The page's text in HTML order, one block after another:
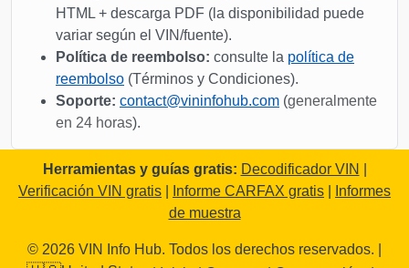
IAAI
Copart
Copart
HTML + descarga PDF (la disponibilidad puede
variar según el VIN/fuente).
Política de reembolso: consulte la política de
reembolso (Términos y Condiciones).
Soporte: contact@vininfohub.com (generalmente
en 24 horas).
Herramientas y guías gratis: Decodificador VIN
Verificación VIN gratis
Informe CARFAX gratis
Informes
de muestra
© 2026 VIN Info Hub. Todos los derechos reservados. |